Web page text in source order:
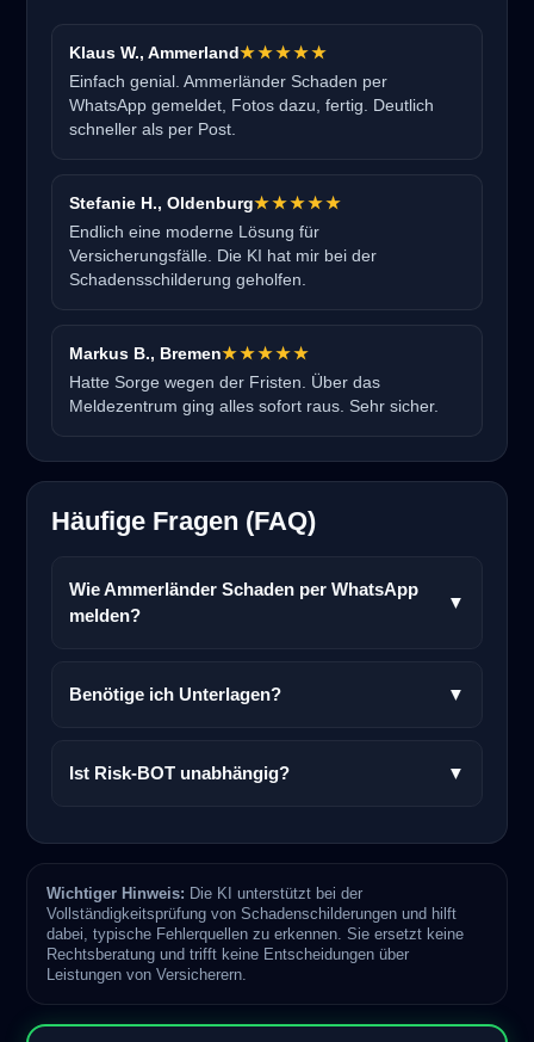
Klaus W., Ammerland★★★★★
Einfach genial. Ammerländer Schaden per
WhatsApp gemeldet, Fotos dazu, fertig. Deutlich
schneller als per Post.
Stefanie H., Oldenburg★★★★★
Endlich eine moderne Lösung für
Versicherungsfälle. Die KI hat mir bei der
Schadensschilderung geholfen.
Markus B., Bremen★★★★★
Hatte Sorge wegen der Fristen. Über das
Meldezentrum ging alles sofort raus. Sehr sicher.
Häufige Fragen (FAQ)
Wie Ammerländer Schaden per WhatsApp
melden?
▼
Benötige ich Unterlagen? ▼
Ist Risk-BOT unabhängig? ▼
Wichtiger Hinweis: Die KI unterstützt bei der
Vollständigkeitsprüfung von Schadenschilderungen und hilft
dabei, typische Fehlerquellen zu erkennen. Sie ersetzt keine
Rechtsberatung und trifft keine Entscheidungen über
Leistungen von Versicherern.